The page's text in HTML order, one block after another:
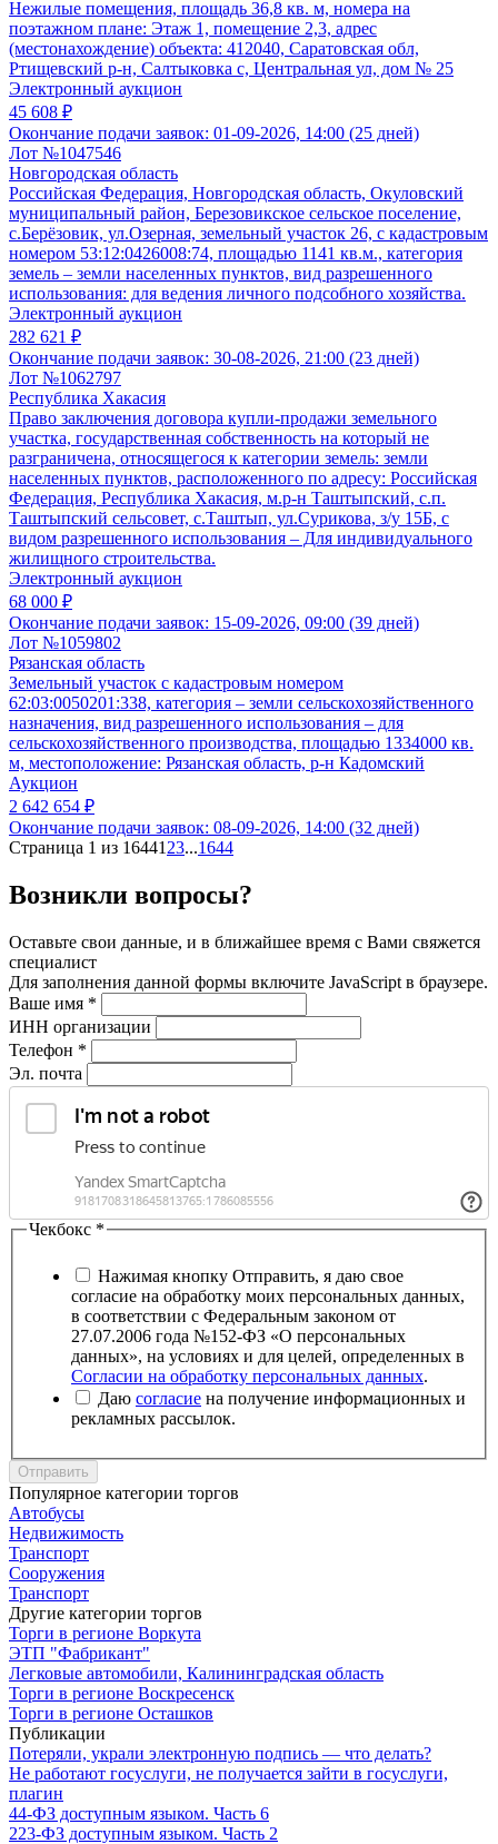
Нежилые помещения, площадь 36,8 кв. м, номера на
поэтажном плане: Этаж 1, помещение 2,3, адрес
(местонахождение) объекта: 412040, Саратовская обл,
Ртищевский р-н, Салтыковка с, Центральная ул, дом № 25
Электронный аукцион
45 608 ₽
Окончание подачи заявок: 01-09-2026, 14:00 (25 дней)
Лот №1047546
Новгородская область
Российская Федерация, Новгородская область, Окуловский
муниципальный район, Березовикское сельское поселение,
с.Берёзовик, ул.Озерная, земельный участок 26, с кадастровым
номером 53:12:0426008:74, площадью 1141 кв.м., категория
земель – земли населенных пунктов, вид разрешенного
использования: для ведения личного подсобного хозяйства.
Электронный аукцион
282 621 ₽
Окончание подачи заявок: 30-08-2026, 21:00 (23 дней)
Лот №1062797
Республика Хакасия
Право заключения договора купли-продажи земельного
участка, государственная собственность на который не
разграничена, относящегося к категории земель: земли
населенных пунктов, расположенного по адресу: Российская
Федерация, Республика Хакасия, м.р-н Таштыпский, с.п.
Таштыпский сельсовет, с.Таштып, ул.Сурикова, з/у 15Б, с
видом разрешенного использования – Для индивидуального
жилищного строительства.
Электронный аукцион
68 000 ₽
Окончание подачи заявок: 15-09-2026, 09:00 (39 дней)
Лот №1059802
Рязанская область
Земельный участок с кадастровым номером
62:03:0050201:338, категория – земли сельскохозяйственного
назначения, вид разрешенного использования – для
сельскохозяйственного производства, площадью 1334000 кв.
м, местоположение: Рязанская область, р-н Кадомский
Аукцион
2 642 654 ₽
Окончание подачи заявок: 08-09-2026, 14:00 (32 дней)
Страница 1 из 16441 23...1644
Возникли вопросы?
Оставьте свои данные, и в ближайшее время с Вами свяжется
специалист
Для заполнения данной формы включите JavaScript в браузере.
Ваше имя *
ИНН организации
Телефон *
Эл. почта
Чекбокс *
Нажимая кнопку Отправить, я даю свое
согласие на обработку моих персональных данных,
в соответствии с Федеральным законом от
27.07.2006 года №152-ФЗ «О персональных
данных», на условиях и для целей, определенных в
Согласии на обработку персональных данных.
Даю согласие на получение информационных и
рекламных рассылок.
Отправить
Популярное категории торгов
Автобусы
Недвижимость
Транспорт
Сооружения
Транспорт
Другие категории торгов
Торги в регионе Воркута
ЭТП "Фабрикант"
Легковые автомобили, Калининградская область
Торги в регионе Воскресенск
Торги в регионе Осташков
Публикации
Потеряли, украли электронную подпись — что делать?
Не работают госуслуги, не получается зайти в госуслуги,
плагин
44‑ФЗ доступным языком. Часть 6
223-ФЗ доступным языком. Часть 2